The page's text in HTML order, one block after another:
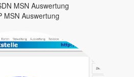
MSN Auswertung
MSN Auswertung